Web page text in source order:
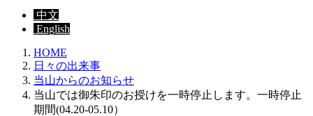
中文
English
HOME
日々の出来事
当山からのお知らせ
当山では御朱印のお授けを一時停止します。一時停止
期間(04.20-05.10）